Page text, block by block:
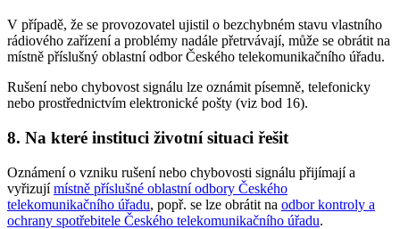
V případě, že se provozovatel ujistil o bezchybném stavu vlastního
rádiového zařízení a problémy nadále přetrvávají, může se obrátit na
místně příslušný oblastní odbor Českého telekomunikačního úřadu.
Rušení nebo chybovost signálu lze oznámit písemně, telefonicky
nebo prostřednictvím elektronické pošty (viz bod 16).
8. Na které instituci životní situaci řešit
Oznámení o vzniku rušení nebo chybovosti signálu přijímají a
vyřizujímístně příslušné oblastní odbory Českého
telekomunikačního úřadu, popř. se lze obrátit na odbor kontroly a
ochrany spotřebitele Českého telekomunikačního úřadu.